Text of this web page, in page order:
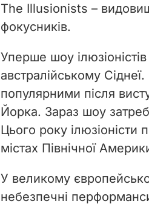
The Illusionists –
фокусників.
Уперше шоу
австралійському Сіднеї.
популярними після
Йорка. Зараз шоу
Цього року ілюзіоністи
містах Північної
У великому
небезпечні